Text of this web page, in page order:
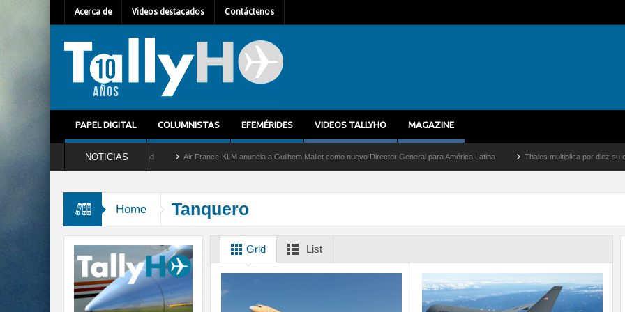
Acerca de Videos destacados Contáctenos
PAPEL DIGITAL COLUMNISTAS EFEMÉRIDES VIDEOS TALLYHO MAGAZINE
NOTICIAS
del servicio al C-2 Greyhound Air France-KLM anuncia a Guilhem Mallet como nuevo Director General para América Latina Thales multiplica por diez su
Home Tanquero
Grid List